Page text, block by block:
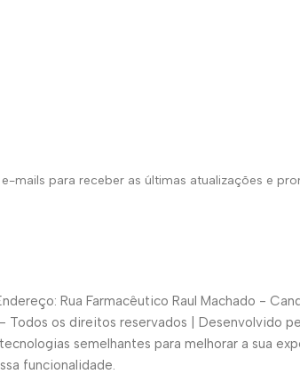
mails para receber as últimas atualizações e
Rua Farmacêutico Raul Machado -
- Todos os direitos reservados | Desenvolvido
semelhantes para melhorar a sua
funcionalidade.